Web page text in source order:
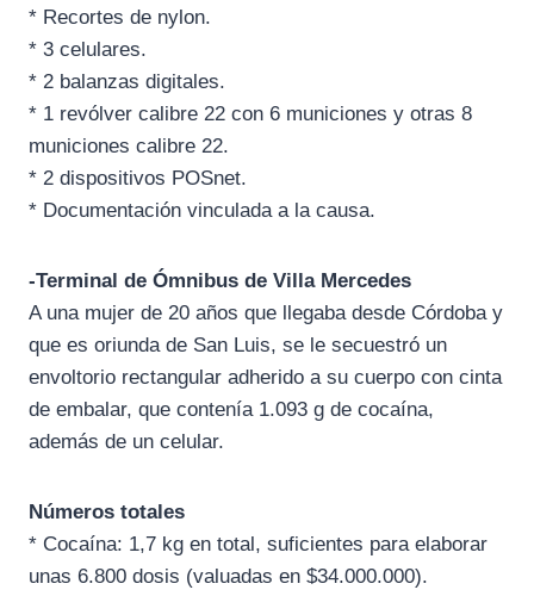
* Recortes de nylon.
* 3 celulares.
* 2 balanzas digitales.
* 1 revólver calibre 22 con 6 municiones y otras 8
municiones calibre 22.
* 2 dispositivos POSnet.
* Documentación vinculada a la causa.
-Terminal de Ómnibus de Villa Mercedes
A una mujer de 20 años que llegaba desde Córdoba y
que es oriunda de San Luis, se le secuestró un
envoltorio rectangular adherido a su cuerpo con cinta
de embalar, que contenía 1.093 g de cocaína,
además de un celular.
Números totales
* Cocaína: 1,7 kg en total, suficientes para elaborar
unas 6.800 dosis (valuadas en $34.000.000).